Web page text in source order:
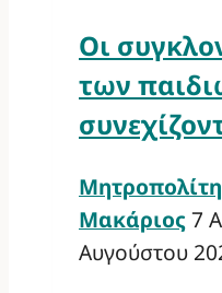
Οι
των
Μακάριος 7
Αυγούστου